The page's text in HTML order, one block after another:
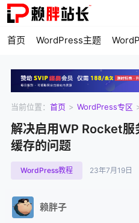
首页 WordPress主题
当前位置： 首页 > WordPress专区
解决启用WP Rocket服
缓存的问题
WordPress教程 23年7月19日
赖胖子